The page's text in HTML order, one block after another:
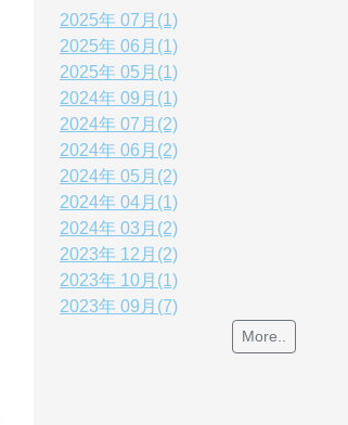
2025年 07月(1)
2025年 06月(1)
2025年 05月(1)
2024年 09月(1)
2024年 07月(2)
2024年 06月(2)
2024年 05月(2)
2024年 04月(1)
2024年 03月(2)
2023年 12月(2)
2023年 10月(1)
2023年 09月(7)
More..